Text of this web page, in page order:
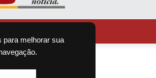
para melhorar sua